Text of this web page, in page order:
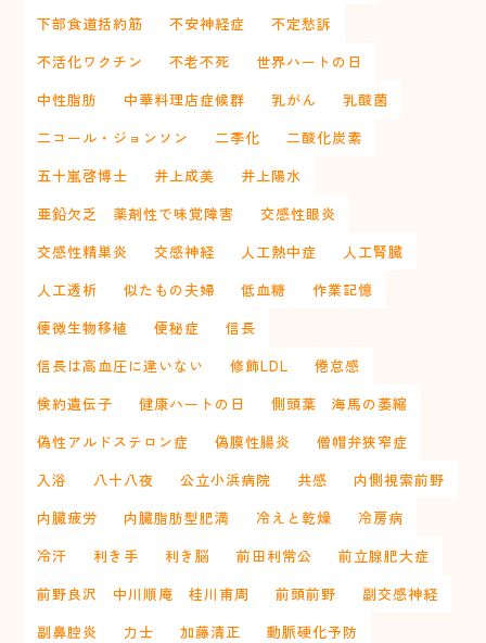
下部食道括約筋
不安神経症
不定愁訴
不活化ワクチン
不老不死
世界ハートの日
中性脂肪
中華料理店症候群 乳がん
乳酸菌
二コール・ジョンソン
二季化
二酸化炭素
五十嵐啓博士
井上成美
井上陽水
亜鉛欠乏 薬剤性で味覚障害
交感性眼炎
交感性精巣炎
交感神経 人工熱中症
人工腎臓
人工透析
似たもの夫婦 低血糖
作業記憶
便微生物移植
便秘症
信長
信長は高血圧に違いない
修飾LDL
倦怠感
倹約遺伝子
健康ハートの日
側頭葉 海馬の萎縮
偽性アルドステロン症
偽膜性腸炎
僧帽弁狭窄症
入浴
八十八夜 公立小浜病院 共感
内側視索前野
内臓疲労
内臓脂肪型肥満 冷えと乾燥
冷房病
冷汗
利き手 利き脳 前田利常公
前立腺肥大症
前野良沢 中川順庵 桂川甫周
前頭前野
副交感神経
副鼻腔炎
力士 加藤清正 動脈硬化予防